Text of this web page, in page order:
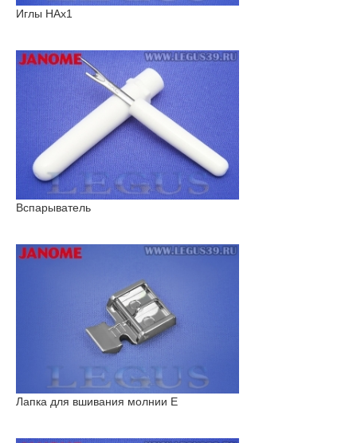
Иглы HAx1
Вспарыватель
Лапка для вшивания молнии E